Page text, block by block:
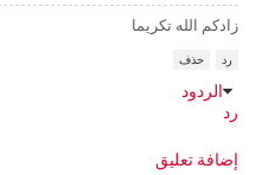
زادكم الله تكريما
رد حذف
الردود
رد
إضافة تعليق